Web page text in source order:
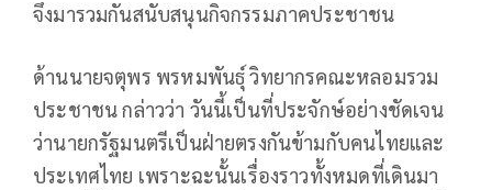
จึงมารวมกันสนับสนุนกิจกรรมภาคประชาชน
ด้านนายจตุพร พรหมพันธุ์ วิทยากรคณะหลอมรวม
ประชาชน กล่าวว่า วันนี้เป็นที่ประจักษ์อย่างชัดเจน
ว่านายกรัฐมนตรีเป็นฝ่ายตรงกันข้ามกับคนไทยและ
ประเทศไทย เพราะฉะนั้นเรื่องราวทั้งหมดที่เดินมา